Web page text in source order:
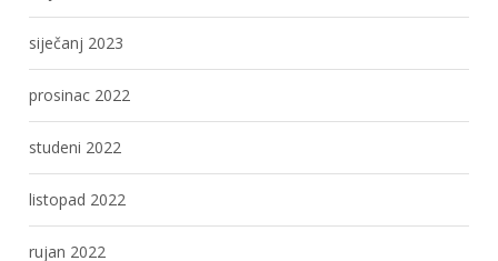
siječanj 2023
prosinac 2022
studeni 2022
listopad 2022
rujan 2022